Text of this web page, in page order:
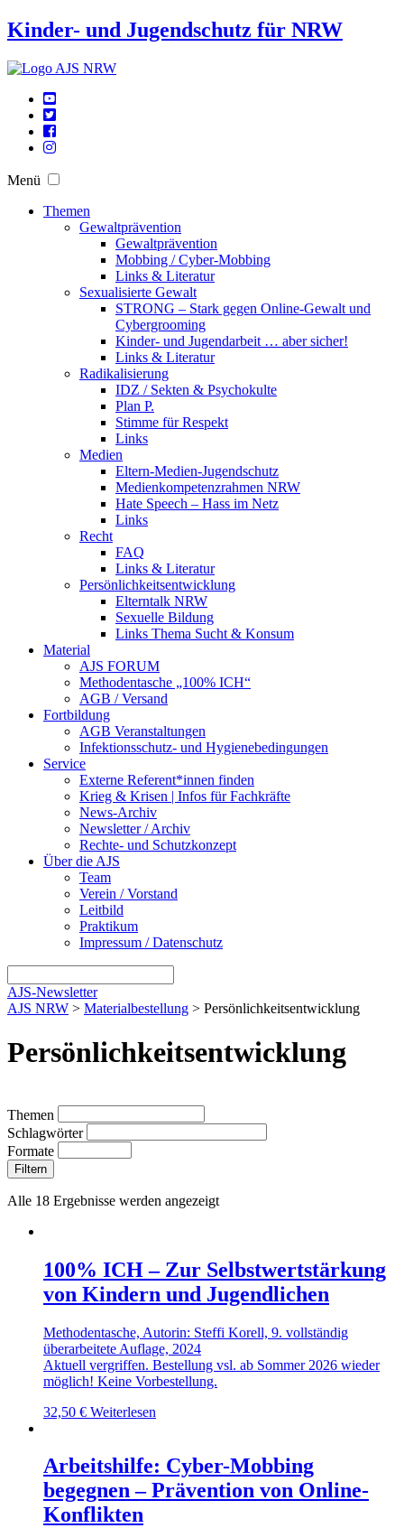
Kinder- und Jugendschutz für NRW
Menü
Themen
Gewaltprävention
Gewaltprävention
Mobbing / Cyber-Mobbing
Links & Literatur
Sexualisierte Gewalt
STRONG – Stark gegen Online-Gewalt und
Cybergrooming
Kinder- und Jugendarbeit … aber sicher!
Links & Literatur
Radikalisierung
IDZ / Sekten & Psychokulte
Plan P.
Stimme für Respekt
Links
Medien
Eltern-Medien-Jugendschutz
Medienkompetenzrahmen NRW
Hate Speech – Hass im Netz
Links
Recht
FAQ
Links & Literatur
Persönlichkeitsentwicklung
Elterntalk NRW
Sexuelle Bildung
Links Thema Sucht & Konsum
Material
AJS FORUM
Methodentasche „100% ICH“
AGB / Versand
Fortbildung
AGB Veranstaltungen
Infektionsschutz- und Hygienebedingungen
Service
Externe Referent*innen finden
Krieg & Krisen | Infos für Fachkräfte
News-Archiv
Newsletter / Archiv
Rechte- und Schutzkonzept
Über die AJS
Team
Verein / Vorstand
Leitbild
Praktikum
Impressum / Datenschutz
AJS-Newsletter
AJS NRW > Materialbestellung > Persönlichkeitsentwicklung
Persönlichkeitsentwicklung
Themen
Schlagwörter
Formate
Filtern
Alle 18 Ergebnisse werden angezeigt
100% ICH – Zur Selbstwertstärkung
von Kindern und Jugendlichen
Methodentasche, Autorin: Steffi Korell, 9. vollständig
überarbeitete Auflage, 2024
Aktuell vergriffen. Bestellung vsl. ab Sommer 2026 wieder
möglich! Keine Vorbestellung.
32,50 € Weiterlesen
Arbeitshilfe: Cyber-Mobbing
begegnen – Prävention von Online-
Konflikten